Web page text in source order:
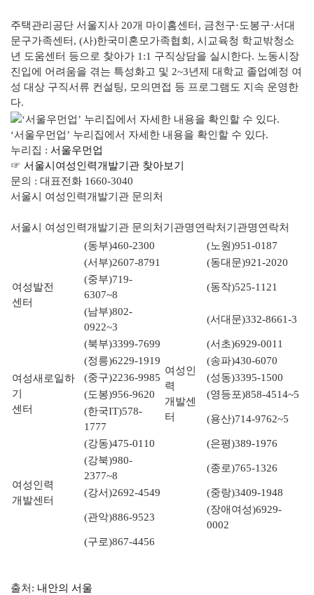
주택관리공단 서울지사 20개 마이홈센터, 금천구·도봉구·서대
문구가족센터, (사)한국미혼모가족협회, 시교육청 학교밖청소
년 도움센터 등으로 찾아가 1:1 구직상담을 실시한다. 노동시장
진입에 어려움을 겪는 특성화고 및 2~3년제 대학교 졸업예정 여
성 대상 구직서류 컨설팅, 모의면접 등 프로그램도 지속 운영한
다.
‘서울우먼업’ 누리집에서 자세한 내용을 확인할 수 있다.
누리집 : 서울우먼업
☞ 서울시여성인력개발기관 찾아보기
문의 : 대표전화 1660-3040
서울시 여성인력개발기관 문의처
서울시 여성인력개발기관 문의처 기관명연락처 기관명연락처
여성발전
센터
(동부)460-2300
여성인
력
개발센
터
(노원)951-0187
(서부)2607-8791
(동대문)921-2020
(중부)719-
6307~8
(동작)525-1121
(남부)802-
0922~3
(서대문)332-8661-3
(북부)3399-7699 (서초)6929-0011
여성새로일하
기
센터
(정릉)6229-1919
(송파)430-6070
(중구)2236-9985
(성동)3395-1500
(도봉)956-9620
(영등포)858-4514~5
(한국IT)578-
1777
(용산)714-9762~5
여성인력
개발센터
(강동)475-0110
(은평)389-1976
(강북)980-
2377~8
(종로)765-1326
(강서)2692-4549 (중랑)3409-1948
(관악)886-9523
(장애여성)6929-
0002
(구로)867-4456
출처: 내안의 서울